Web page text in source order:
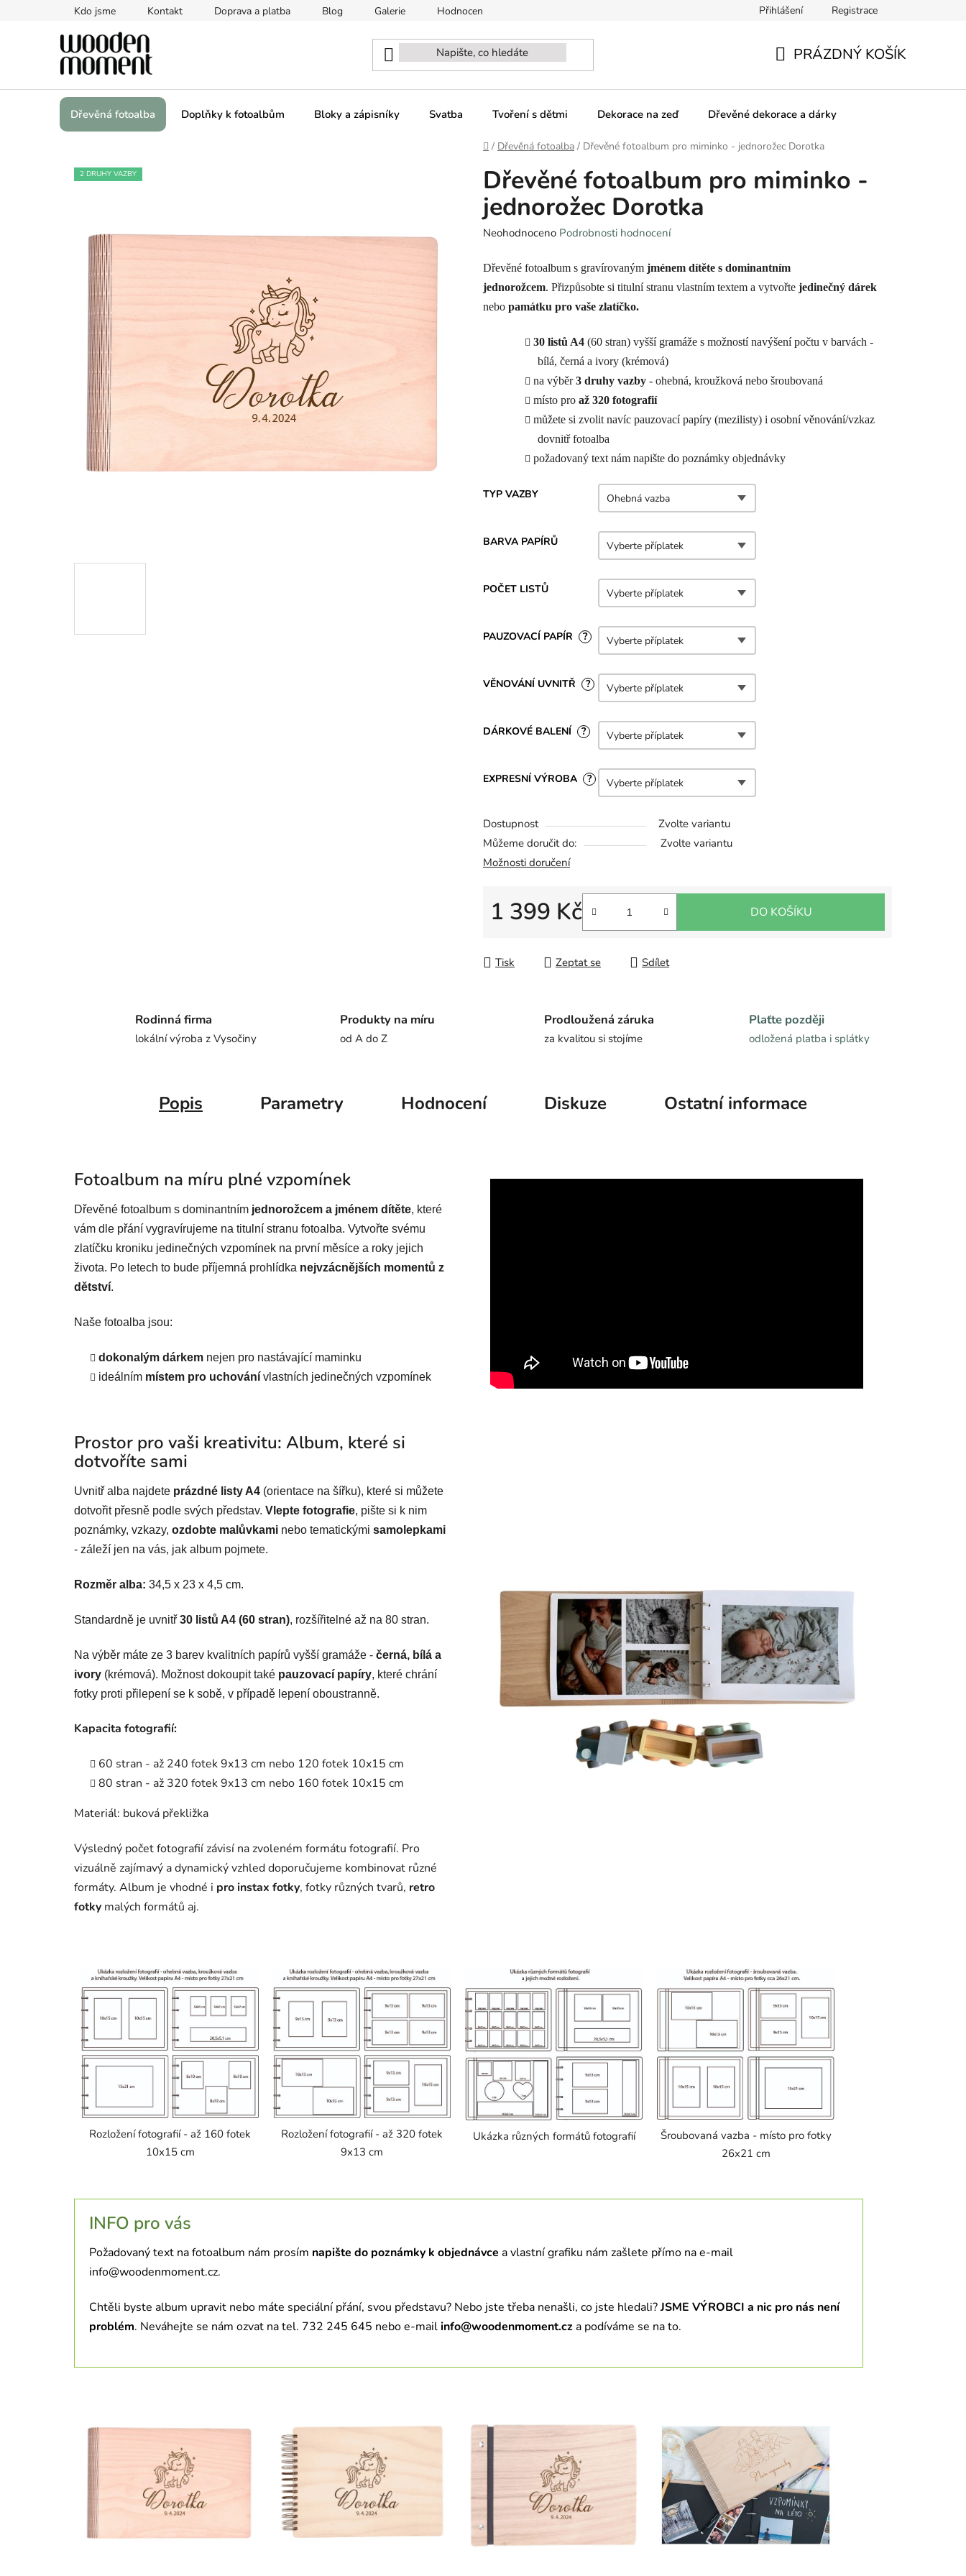
Kdo jsme Kontakt Doprava a platba Blog Galerie Hodnocení obchodu SPOLUpracujte s námi! Obchodní podmínky
Přihlášení Registrace
KOŠÍK
PRÁZDNÝ KOŠÍK
Dřevěná fotoalba Doplňky k fotoalbům Bloky a zápisníky Svatba Tvoření s dětmi Dekorace na zeď Dřevěné dekorace a dárky
Domů
/ Dřevěná fotoalba / Dřevěné fotoalbum pro miminko - jednorožec Dorotka
Dřevěné fotoalbum pro miminko -
jednorožec Dorotka
Průměrné
produktu
je
0,0
Neohodnoceno Podrobnosti hodnocení
Dřevěné fotoalbum s gravírovaným jménem dítěte s dominantním
jednorožcem. Přizpůsobte si titulní stranu vlastním textem a vytvořte jedinečný dárek
nebo památku pro vaše zlatíčko.
30 listů A4 (60 stran) vyšší gramáže s možností navýšení počtu v barvách -
bílá, černá a ivory (krémová)
na výběr3 druhy vazby - ohebná, kroužková nebo šroubovaná
místo pro až 320 fotografií
můžete si zvolit navíc pauzovací papíry (mezilisty) i osobní věnování/vzkaz
dovnitř fotoalba
požadovaný text nám napište do poznámky objednávky
TYP VAZBY
BARVA PAPÍRŮ
POČET LISTŮ
PAUZOVACÍ PAPÍR ?
VĚNOVÁNÍ UVNITŘ ?
DÁRKOVÉ BALENÍ ?
EXPRESNÍ VÝROBA ?
Dostupnost
Zvolte variantu
Můžeme doručit do:
Zvolte variantu
Možnosti doručení
1 399 Kč DO KOŠÍKU
Tisk Zeptat se Sdílet
2 DRUHY VAZBY
Rodinná firma
lokální výroba z Vysočiny
Produkty na míru
od A do Z
Prodloužená záruka
za kvalitou si stojíme
Plaťte později
odložená platba i splátky
Popis Parametry Hodnocení Diskuze Ostatní informace
Fotoalbum na míru plné vzpomínek
Dřevěné fotoalbum s dominantním jednorožcem a jménem dítěte, které
vám dle přání vygravírujeme na titulní stranu fotoalba. Vytvořte svému
zlatíčku kroniku jedinečných vzpomínek na první měsíce a roky jejich
života. Po letech to bude příjemná prohlídka nejvzácnějších momentů z
dětství.
Naše fotoalba jsou:
dokonalým dárkem nejen pro nastávající maminku
ideálním místem pro uchování vlastních jedinečných vzpomínek
Prostor pro vaši kreativitu: Album, které si
dotvoříte sami
Uvnitř alba najdete prázdné listy A4 (orientace na šířku), které si můžete
dotvořit přesně podle svých představ. Vlepte fotografie, pište si k nim
poznámky, vzkazy, ozdobte malůvkami nebo tematickými samolepkami
- záleží jen na vás, jak album pojmete.
Rozměr alba: 34,5 x 23 x 4,5 cm.
Standardně je uvnitř 30 listů A4 (60 stran), rozšířitelné až na 80 stran.
Na výběr máte ze 3 barev kvalitních papírů vyšší gramáže - černá, bílá a
ivory (krémová). Možnost dokoupit také pauzovací papíry, které chrání
fotky proti přilepení se k sobě, v případě lepení oboustranně.
Kapacita fotografií:
60 stran - až 240 fotek 9x13 cm nebo 120 fotek 10x15 cm
80 stran - až 320 fotek 9x13 cm nebo 160 fotek 10x15 cm
Materiál: buková překližka
Výsledný počet fotografií závisí na zvoleném formátu fotografií. Pro
vizuálně zajímavý a dynamický vzhled doporučujeme kombinovat různé
formáty. Album je vhodné i pro instax fotky, fotky různých tvarů, retro
fotky malých formátů aj.
Rozložení fotografií - až 160 fotek
10x15 cm
Rozložení fotografií - až 320 fotek
9x13 cm
Ukázka různých formátů fotografií
Šroubovaná vazba - místo pro fotky
26x21 cm
INFO pro vás
Požadovaný text na fotoalbum nám prosím napište do poznámky k objednávce a vlastní grafiku nám zašlete přímo na e-mail
info@woodenmoment.cz.
Chtěli byste album upravit nebo máte speciální přání, svou představu? Nebo jste třeba nenašli, co jste hledali?JSME VÝROBCI a nic pro nás není
problém. Neváhejte se nám ozvat na tel. 732 245 645 nebo e-mailinfo@woodenmoment.cza podíváme se na to.